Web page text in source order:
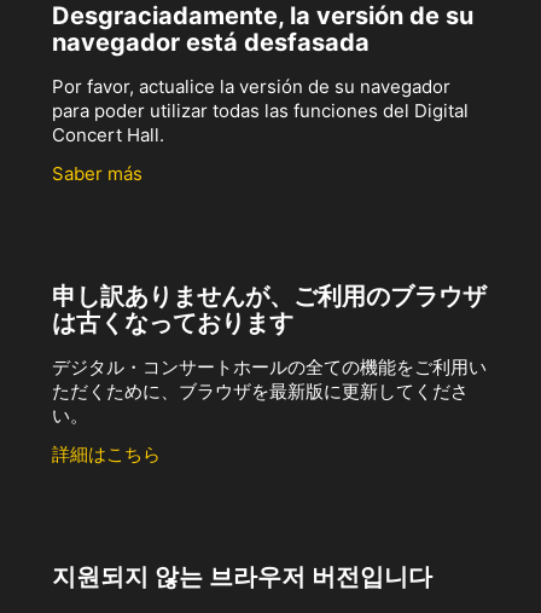
Desgraciadamente, la versión de su
navegador está desfasada
Por favor, actualice la versión de su navegador
para poder utilizar todas las funciones del Digital
Concert Hall.
Saber más
申し訳ありませんが、ご利用のブラウザ
は古くなっております
デジタル・コンサートホールの全ての機能をご利用い
ただくために、ブラウザを最新版に更新してくださ
い。
詳細はこちら
지원되지 않는 브라우저 버전입니다